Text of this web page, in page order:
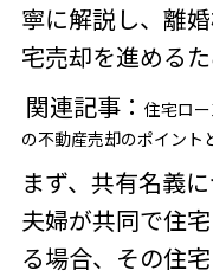
寧に解説し、離
宅売却を進める
関連記事： 住宅ロ
の不動産売却のポイント
まず、共有名義
夫婦が共同で住
る場合、その住